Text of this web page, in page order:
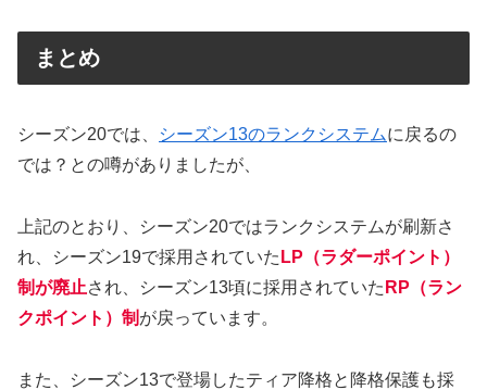
まとめ
シーズン20では、 シーズン13のランクシステムに戻るの
では？との噂がありましたが、
上記のとおり、シーズン20ではランクシステムが刷新さ
れ、シーズン19で採用されていた LP（ラダーポイント）
制が廃止され、シーズン13頃に採用されていた RP（ラン
クポイント）制 が戻っています。
また、シーズン13で登場したティア降格と降格保護も採